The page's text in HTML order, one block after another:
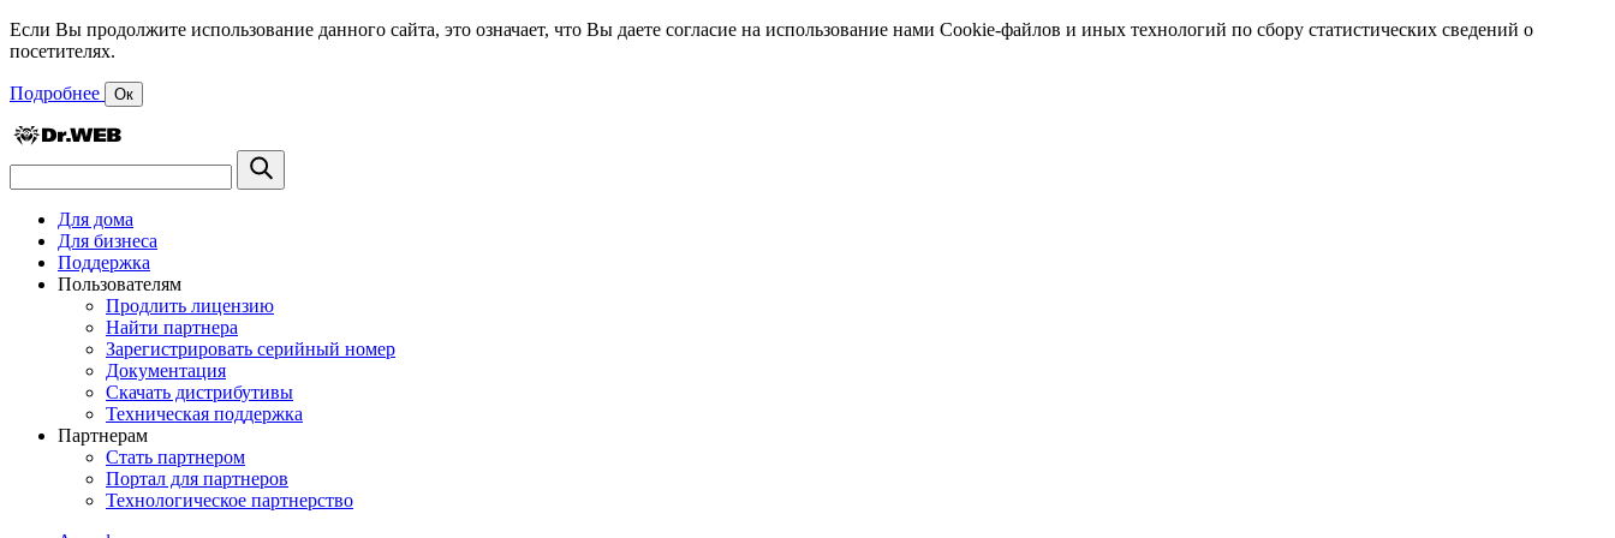
Если Вы продолжите использование данного сайта, это означает, что Вы даете согласие на использование нами Cookie-файлов и иных технологий по сбору статистических сведений о
посетителях.
Подробнее Ок
Для дома
Для бизнеса
Поддержка
Пользователям
Продлить лицензию
Найти партнера
Зарегистрировать серийный номер
Документация
Скачать дистрибутивы
Техническая поддержка
Партнерам
Стать партнером
Портал для партнеров
Технологическое партнерство